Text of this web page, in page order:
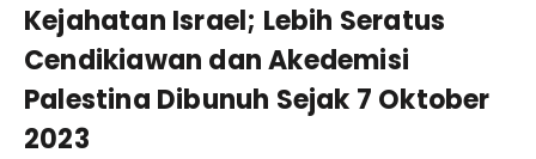
Kejahatan Israel; Lebih Seratus
Cendikiawan dan Akedemisi
Palestina Dibunuh Sejak 7 Oktober
2023